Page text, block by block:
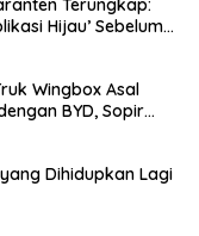
Terungkap:
Hijau’ Sebelum
Wingbox Asal
BYD, Sopir
Dihidupkan Lagi